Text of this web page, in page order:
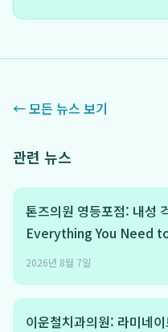
← 모든 뉴스 보기
관련 뉴스
톤즈의원 영등포점: 내성
Everything You Need
2026년 8월 7일
이운철치과의원: 라미네